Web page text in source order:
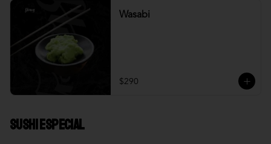
Wasabi
$290
Sushi Especial